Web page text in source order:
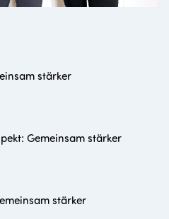
stärker
Gemeinsam stärker
stärker